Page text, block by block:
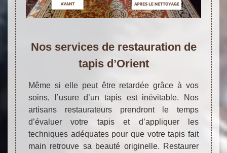
Nos services de restauration de
tapis d’Orient
Même si elle peut être retardée grâce à vos
soins, l’usure d’un tapis est inévitable. Nos
artisans restaurateurs prendront le temps
d’évaluer votre tapis et d’appliquer les
techniques adéquates pour que votre tapis fait
main retrouve sa beauté originelle. Restaurer